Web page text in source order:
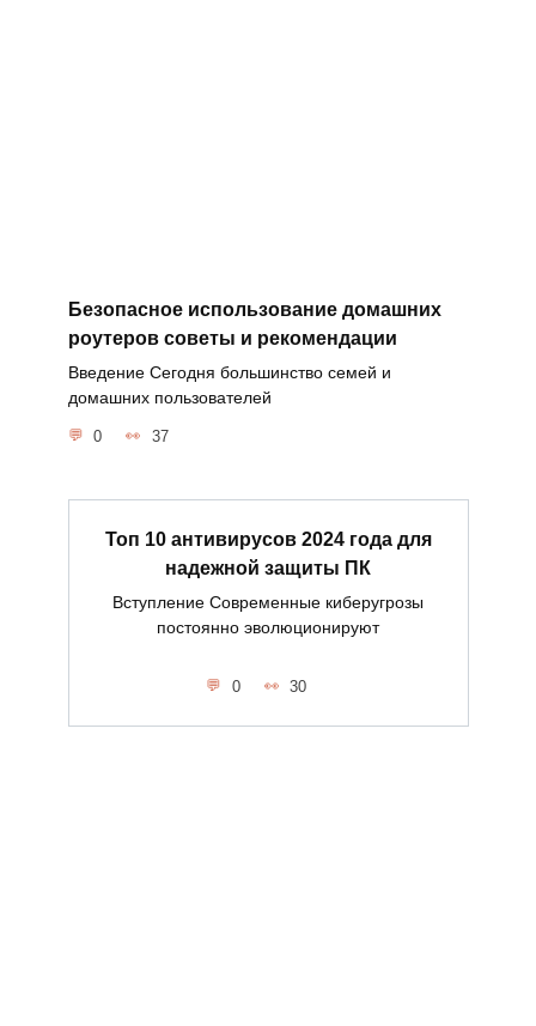
Безопасное использование домашних
роутеров советы и рекомендации
Введение Сегодня большинство семей и
домашних пользователей
0 37
Топ 10 антивирусов 2024 года для
надежной защиты ПК
Вступление Современные киберугрозы
постоянно эволюционируют
0 30